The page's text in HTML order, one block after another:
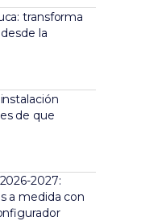
transforma
la
de que
2027:
a medida con